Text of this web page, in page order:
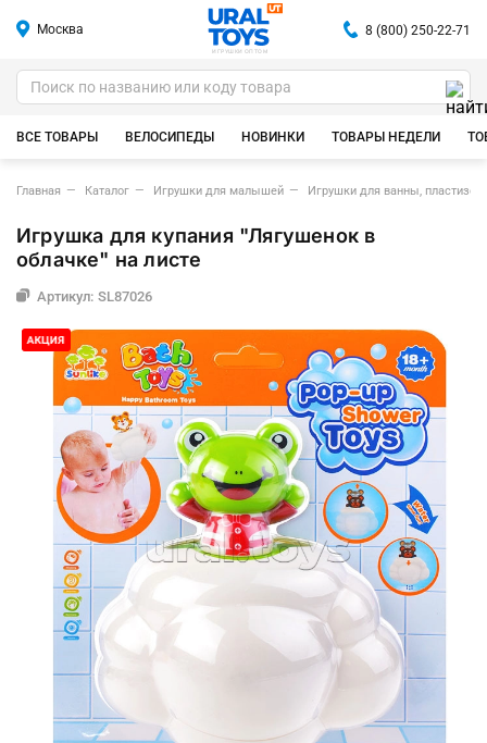
Москва
ИГРУШКИ ОПТОМ
8 (800) 250-22-71
ВСЕ ТОВАРЫ ВЕЛОСИПЕДЫ НОВИНКИ ТОВАРЫ НЕДЕЛИ
Главная Каталог Игрушки для малышей Игрушки для ванны,
Игрушка для купания "Лягушенок в
облачке" на листе
Артикул: SL87026